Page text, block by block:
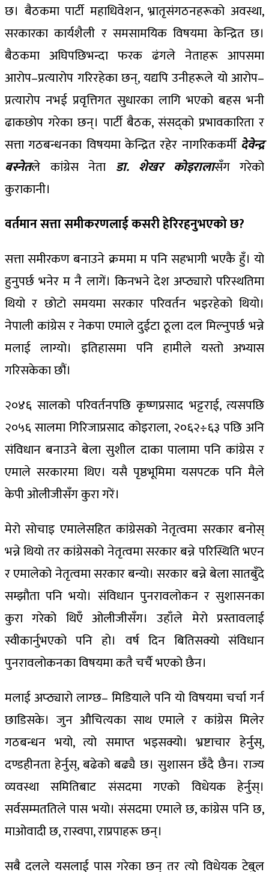
छ। बैठकमा पार्टी महाधिवेशन, भ्रातृसंगठनहरूको अवस्था,
सरकारका कार्यशैली र समसामयिक विषयमा केन्द्रित छ।
बैठकमा अघिपछिभन्दा फरक ढंगले नेताहरू आपसमा
आरोप–प्रत्यारोप गरिरहेका छन्, यद्यपि उनीहरूले यो आरोप–
प्रत्यारोप नभई प्रवृत्तिगत सुधारका लागि भएको बहस भनी
ढाकछोप गरेका छन्। पार्टी बैठक, संसद्को प्रभावकारिता र
सत्ता गठबन्धनका विषयमा केन्द्रित रहेर नागरिककर्मी देवेन्द्र
बस्नेतले कांग्रेस नेता डा. शेखर कोइरालासँग गरेको
कुराकानी।
वर्तमान सत्ता समीकरणलाई कसरी हेरिरहनुभएको छ?
सत्ता समीरकण बनाउने क्रममा म पनि सहभागी भएकै हुँ। यो
हुनुपर्छ भनेर म नै लागें। किनभने देश अप्ठ्यारो परिस्थतिमा
थियो र छोटो समयमा सरकार परिवर्तन भइरहेको थियो।
नेपाली कांग्रेस र नेकपा एमाले दुईटा ठूला दल मिल्नुपर्छ भन्ने
मलाई लाग्यो। इतिहासमा पनि हामीले यस्तो अभ्यास
गरिसकेका छौं।
२०४६ सालको परिवर्तनपछि कृष्णप्रसाद भट्टराई, त्यसपछि
२०५६ सालमा गिरिजाप्रसाद कोइराला, २०६२÷६३ पछि अनि
संविधान बनाउने बेला सुशील दाका पालामा पनि कांग्रेस र
एमाले सरकारमा थिए। यसै पृष्ठभूमिमा यसपटक पनि मैले
केपी ओलीजीसँग कुरा गरें।
मेरो सोचाइ एमालेसहित कांग्रेसको नेतृत्वमा सरकार बनोस्
भन्ने थियो तर कांग्रेसको नेतृत्वमा सरकार बन्ने परिस्थिति भएन
र एमालेको नेतृत्वमा सरकार बन्यो। सरकार बन्ने बेला सातबुँदे
सम्झौता पनि भयो। संविधान पुनरावलोकन र सुशासनका
कुरा गरेको थिएँ ओलीजीसँग। उहाँले मेरो प्रस्तावलाई
स्वीकार्नुभएको पनि हो। वर्ष दिन बितिसक्यो संविधान
पुनरावलोकनका विषयमा कतै चर्चै भएको छैन।
मलाई अप्ठ्यारो लाग्छ– मिडियाले पनि यो विषयमा चर्चा गर्न
छाडिसके। जुन औचित्यका साथ एमाले र कांग्रेस मिलेर
गठबन्धन भयो, त्यो समाप्त भइसक्यो। भ्रष्टाचार हेर्नुस्,
दण्डहीनता हेर्नुस्, बढेको बढ्यै छ। सुशासन छँदै छैन। राज्य
व्यवस्था समितिबाट संसदमा गएको विधेयक हेर्नुस्।
सर्वसम्मततिले पास भयो। संसदमा एमाले छ, कांग्रेस पनि छ,
माओवादी छ, रास्वपा, राप्रपाहरू छन्।
सबै दलले यसलाई पास गरेका छन् तर त्यो विधेयक टेबुल